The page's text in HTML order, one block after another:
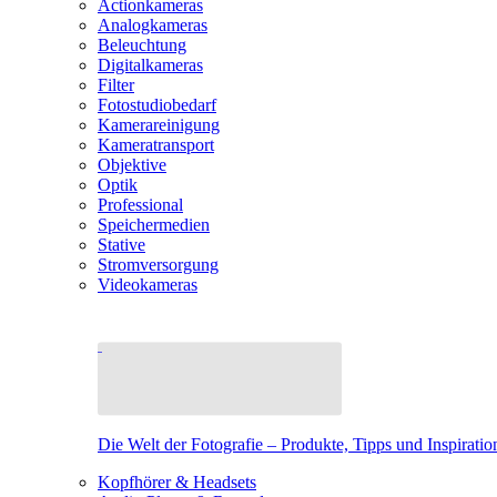
Actionkameras
Analogkameras
Beleuchtung
Digitalkameras
Filter
Fotostudiobedarf
Kamerareinigung
Kameratransport
Objektive
Optik
Professional
Speichermedien
Stative
Stromversorgung
Videokameras
Die Welt der Fotografie – Produkte, Tipps und
Kopfhörer & Headsets